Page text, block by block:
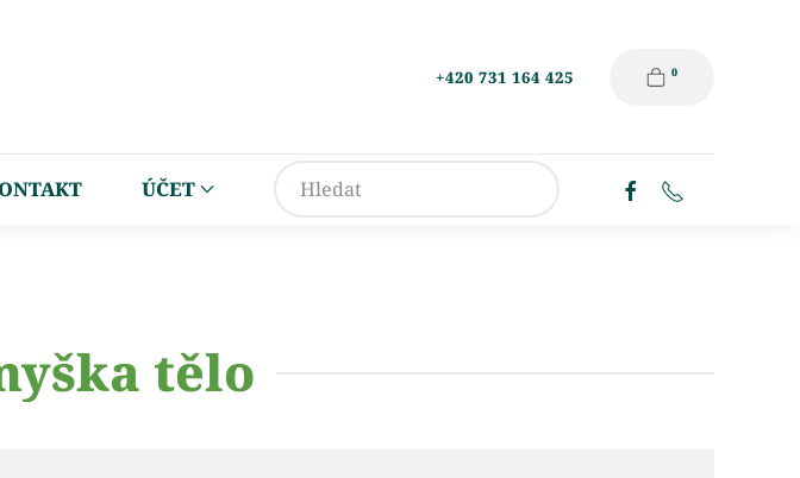
+420 731 164 425 0
ÚČET
tělo